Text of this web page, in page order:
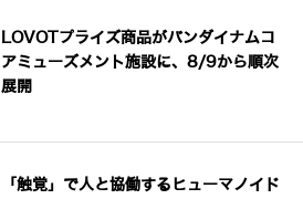
LOVOTプライズ商品がバンダイナムコ
アミューズメント施設に、8/9から順次
展開
「触覚」で人と協働するヒューマノイド